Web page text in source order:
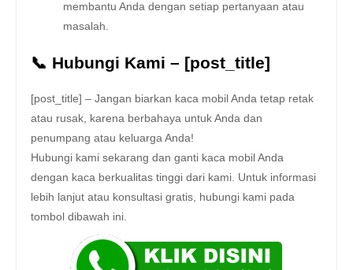
membantu Anda dengan setiap pertanyaan atau
masalah.
📞 Hubungi Kami – [post_title]
[post_title] – Jangan biarkan kaca mobil Anda tetap retak
atau rusak, karena berbahaya untuk Anda dan
penumpang atau keluarga Anda!
Hubungi kami sekarang dan ganti kaca mobil Anda
dengan kaca berkualitas tinggi dari kami. Untuk informasi
lebih lanjut atau konsultasi gratis, hubungi kami pada
tombol dibawah ini.